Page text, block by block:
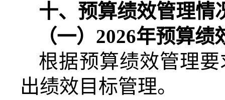
十、预算绩效管理情
（一） 2026年预算绩
根据预算绩效管理
出绩效目标管理。